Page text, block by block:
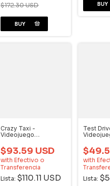
$172.30 USD
Crazy Taxi -
Videojuego
$93.59 USD
with Efectivo o
Transferencia
Lista: $110.11 USD
Test
with
Lista: